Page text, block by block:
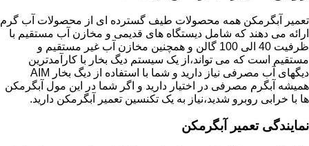
تعمیر آبگرمکن همه محصولات طیف گسترده ای از محصولات آب گرم
ارائه می دهند که شامل دیستگاه های قدیمی و مخازن آب مستقیم با
ظرفیت 40 الی 100 گالن و همچنین مخازن آب غیر مستقیم و
مستقیم است که می تواند،از یک سیستم دیگ بخار با کارآمدترین
دیگهای آب مصرفی نیاز دارید و شما با استفاده از دیگ بخار AIM
همیشه آبگرم مصرفی در اختیار دارید و اگر شما در این مول آبگرمکن
ها با خرابی روبرو شدید،نیاز به یک تکنسین تعمیر آبگرمکن دارید.
نمایندگی تعمیر آبگرمکن